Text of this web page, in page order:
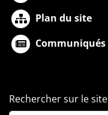
Plan du site
Communiqués
Rechercher sur le site